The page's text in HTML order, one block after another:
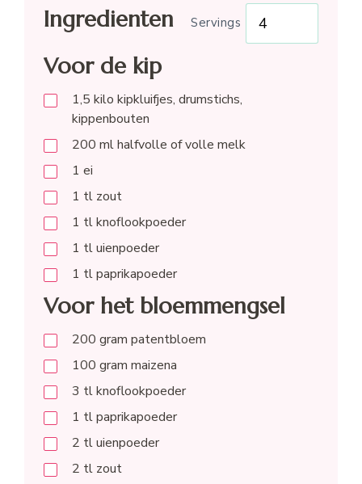
Ingredienten Servings
Voor de kip
1,5 kilo kipkluifjes, drumstichs,
kippenbouten
200 mlhalfvolle of volle melk
1 ei
1 tl zout
1 tlknoflookpoeder
1 tluienpoeder
1 tlpaprikapoeder
Voor het bloemmengsel
200 gram patentbloem
100 gram maizena
3 tlknoflookpoeder
1 tlpaprikapoeder
2 tluienpoeder
2 tl zout